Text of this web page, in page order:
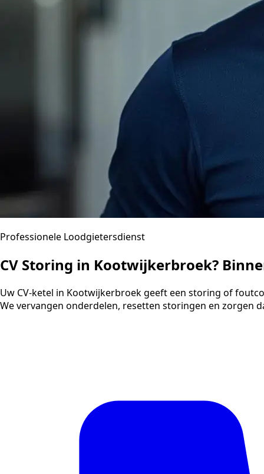
Professionele Loodgietersdienst
CV Storing in Kootwijkerbroek?
Uw CV-ketel in Kootwijkerbroek geeft een storing of
We vervangen onderdelen, resetten storingen en zorgen